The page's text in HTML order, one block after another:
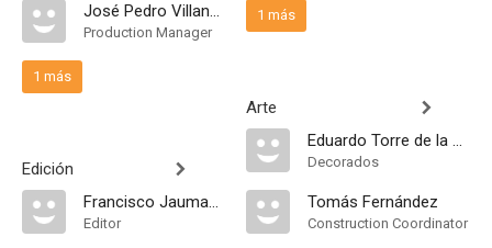
José Pedro Villanueva
Production Manager
1 más
Edición
Francisco Jaumandreu
Editor
1 más
Arte
Eduardo Torre de la Fuente
Decorados
Tomás Fernández
Construction Coordinator